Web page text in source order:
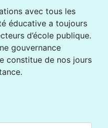
avec tous les
éducative a toujours
d’école publique.
gouvernance
constitue de nos jours